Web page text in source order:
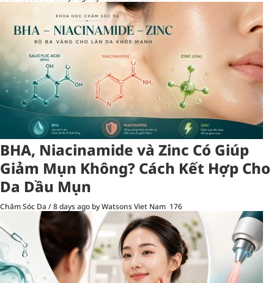
BHA, Niacinamide và Zinc Có Giúp
Giảm Mụn Không? Cách Kết Hợp Cho
Da Dầu Mụn
Chăm Sóc Da /8 days ago by Watsons Viet Nam 176